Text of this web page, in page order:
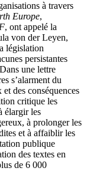
à travers
Europe,
, ont appelé la
von der Leyen,
législation
persistantes
une lettre
s’alarment du
des conséquences
critique les
élargir les
à prolonger les
et à affaiblir les
publique
des textes en
de 6 000